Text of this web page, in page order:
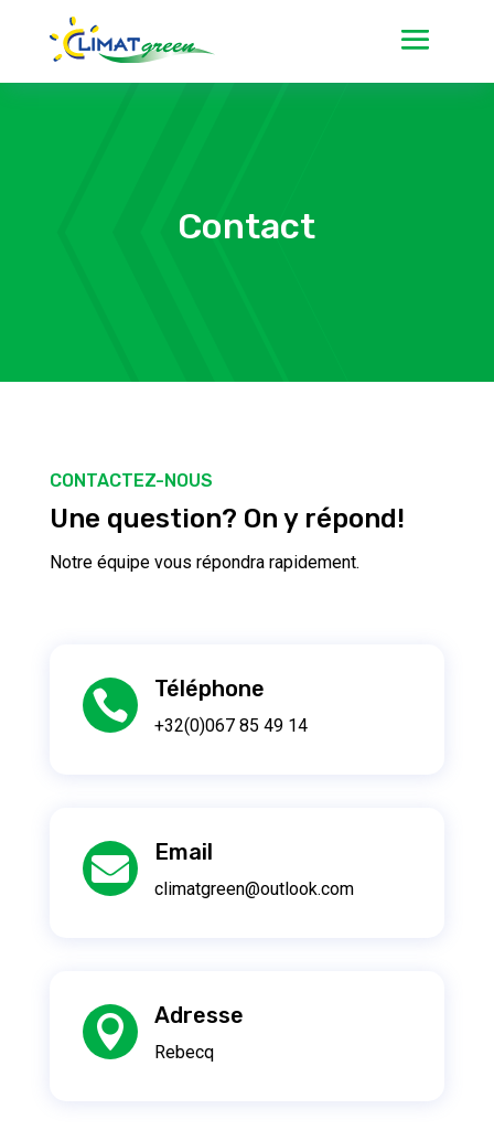
Contact
CONTACTEZ-NOUS
Une question? On y répond!
Notre équipe vous répondra rapidement.
 Téléphone
+32(0)067 85 49 14
 Email
climatgreen@outlook.com
 Adresse
Rebecq